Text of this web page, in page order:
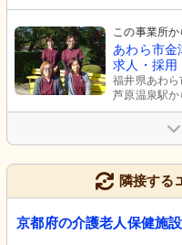
この事業所か
あわら市金
求人・採用
福井県あわら
芦原温泉駅
隣接する
京都府の介護老人保健施設